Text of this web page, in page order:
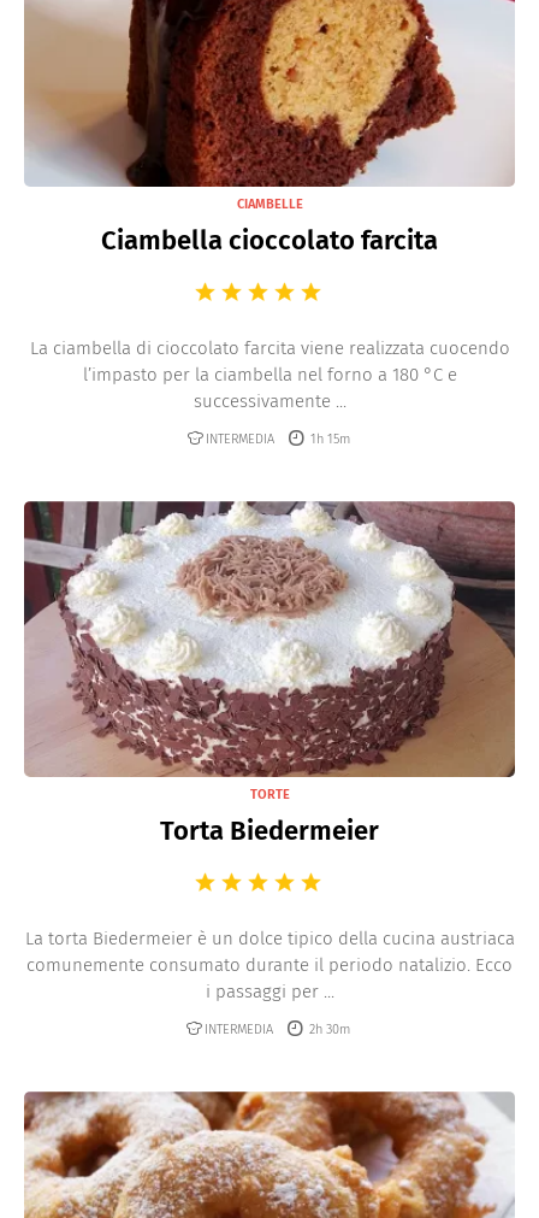
CIAMBELLE
Ciambella cioccolato farcita
La ciambella di cioccolato farcita viene realizzata cuocendo
l’impasto per la ciambella nel forno a 180 °C e
successivamente ...
INTERMEDIA 1h 15m
TORTE
Torta Biedermeier
La torta Biedermeier è un dolce tipico della cucina austriaca
comunemente consumato durante il periodo natalizio. Ecco
i passaggi per ...
INTERMEDIA 2h 30m